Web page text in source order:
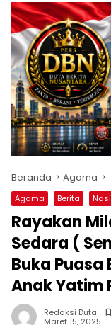
Beranda Agama
Agama Berita
Rayakan
Sedara (
Buka
Anak Yatim
Redaksi Duta
Maret 15, 2025